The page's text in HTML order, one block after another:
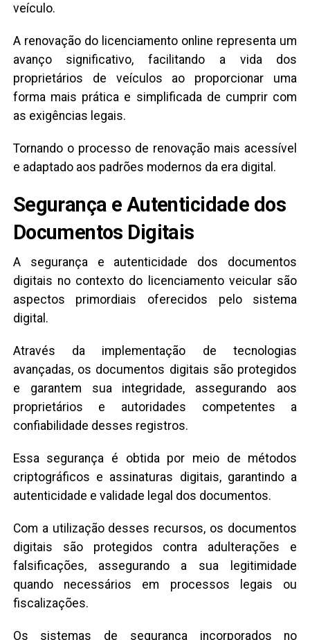
veículo.
A renovação do licenciamento online representa um
avanço significativo, facilitando a vida dos
proprietários de veículos ao proporcionar uma
forma mais prática e simplificada de cumprir com
as exigências legais.
Tornando o processo de renovação mais acessível
e adaptado aos padrões modernos da era digital.
Segurança e Autenticidade dos
Documentos Digitais
A segurança e autenticidade dos documentos
digitais no contexto do licenciamento veicular são
aspectos primordiais oferecidos pelo sistema
digital.
Através da implementação de tecnologias
avançadas, os documentos digitais são protegidos
e garantem sua integridade, assegurando aos
proprietários e autoridades competentes a
confiabilidade desses registros.
Essa segurança é obtida por meio de métodos
criptográficos e assinaturas digitais, garantindo a
autenticidade e validade legal dos documentos.
Com a utilização desses recursos, os documentos
digitais são protegidos contra adulterações e
falsificações, assegurando a sua legitimidade
quando necessários em processos legais ou
fiscalizações.
Os sistemas de segurança incorporados no